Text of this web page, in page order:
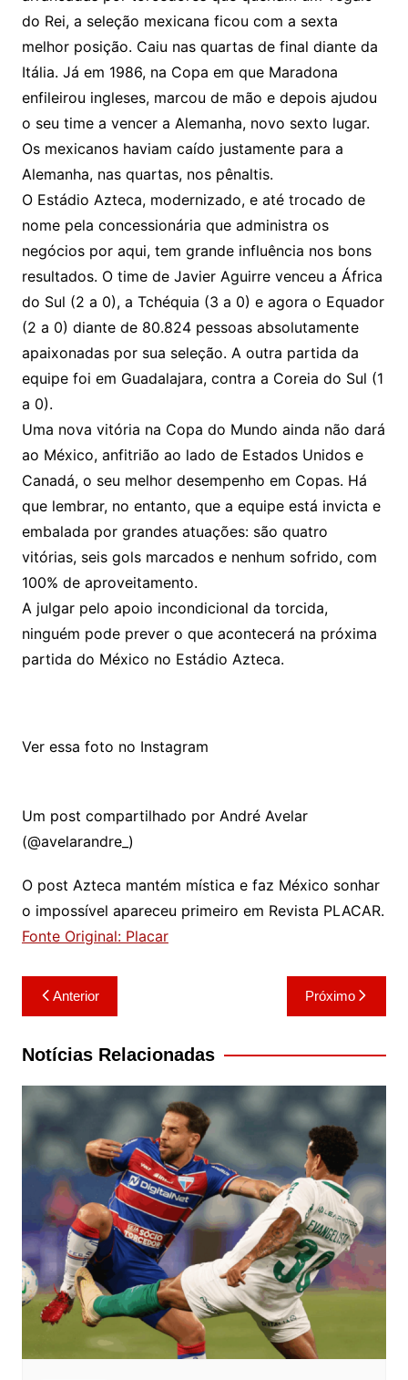
do Rei, a seleção mexicana ficou com a sexta
melhor posição. Caiu nas quartas de final diante da
Itália. Já em 1986, na Copa em que Maradona
enfileirou ingleses, marcou de mão e depois ajudou
o seu time a vencer a Alemanha, novo sexto lugar.
Os mexicanos haviam caído justamente para a
Alemanha, nas quartas, nos pênaltis.
O Estádio Azteca, modernizado, e até trocado de
nome pela concessionária que administra os
negócios por aqui, tem grande influência nos bons
resultados. O time de Javier Aguirre venceu a África
do Sul (2 a 0), a Tchéquia (3 a 0) e agora o Equador
(2 a 0) diante de 80.824 pessoas absolutamente
apaixonadas por sua seleção. A outra partida da
equipe foi em Guadalajara, contra a Coreia do Sul (1
a 0).
Uma nova vitória na Copa do Mundo ainda não dará
ao México, anfitrião ao lado de Estados Unidos e
Canadá, o seu melhor desempenho em Copas. Há
que lembrar, no entanto, que a equipe está invicta e
embalada por grandes atuações: são quatro
vitórias, seis gols marcados e nenhum sofrido, com
100% de aproveitamento.
A julgar pelo apoio incondicional da torcida,
ninguém pode prever o que acontecerá na próxima
partida do México no Estádio Azteca.
Ver essa foto no Instagram
Um post compartilhado por André Avelar
(@avelarandre_)
O post Azteca mantém mística e faz México sonhar
o impossível apareceu primeiro em Revista PLACAR.
Fonte Original: Placar
Navegação
de
Post
Anterior Próximo
Notícias Relacionadas